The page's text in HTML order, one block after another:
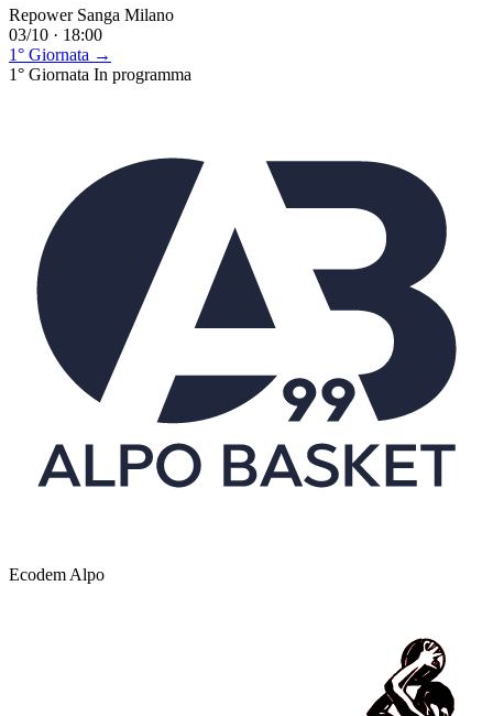
Repower Sanga Milano
03/10 · 18:00
1° Giornata →
1° Giornata In programma
Ecodem Alpo